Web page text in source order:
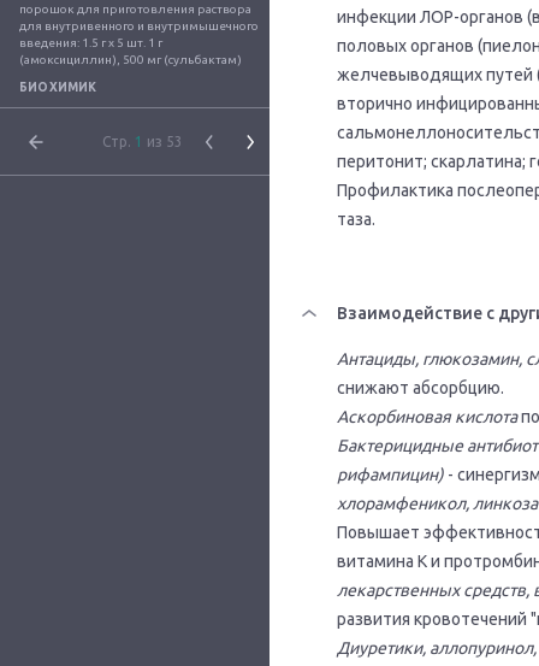
порошок для приготовления раствора
для внутривенного и внутримышечного
введения: 1.5 г x 5 шт. 1 г
(амоксициллин), 500 мг (сульбактам)
БИОХИМИК
Стр. 1 из 53
инфекции ЛОР-органов
половых органов
желчевыводящих путей
вторично
перитонит; скарлатина;
Профилактика
таза.
Взаимодействие с
Антациды, глюкозамин,
снижают абсорбцию.
Аскорбиновая кислота
Бактерицидные
рифампицин) -
хлорамфеникол,
Повышает
витамина К и
лекарственных средств,
развития кровотечений
Диуретики,